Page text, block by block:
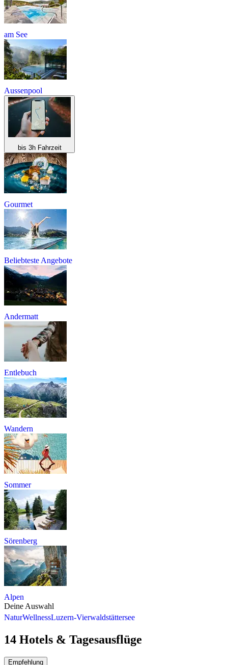
am See
Aussenpool
bis 3h Fahrzeit
Gourmet
Beliebteste Angebote
Andermatt
Entlebuch
Wandern
Sommer
Sörenberg
Alpen
Deine Auswahl
NaturWellnessLuzern-Vierwaldstättersee
14 Hotels & Tagesausflüge
Empfehlung